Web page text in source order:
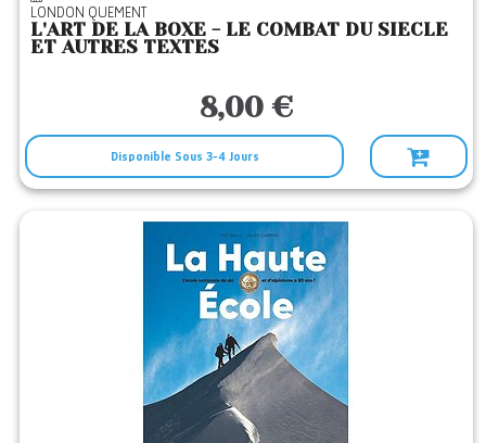
LONDON QUEMENT
L'ART DE LA BOXE - LE COMBAT DU SIECLE
ET AUTRES TEXTES
8,00 €
Disponible Sous 3-4 Jours